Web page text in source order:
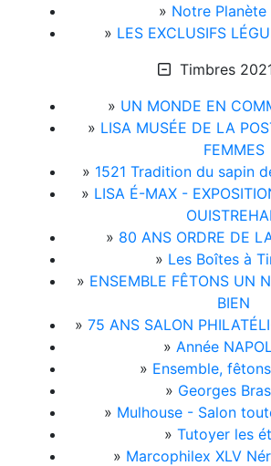
» Notre Planète
» LES EXCLUSIFS
Timbres
» UN MONDE EN
» LISA MUSÉE DE LA
FEMMES
» 1521 Tradition du sapin
» LISA É-MAX -
» 80 ANS ORDRE DE
» Les Boîtes à
» ENSEMBLE FÊTONS UN
BIEN
» 75 ANS SALON
» Année
» Ensemble,
» Georges
» Mulhouse - Salon
» Tutoyer les
» Marcophilex XLV